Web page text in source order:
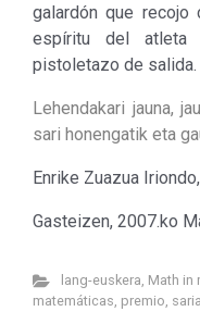
galardón que
espíritu del
pistoletazo de salida.
Lehendakari jauna,
sari honengatik eta
Enrike Zuazua Iriondo,
Gasteizen, 2007.ko
lang-euskera Math in
matemáticas premio saria